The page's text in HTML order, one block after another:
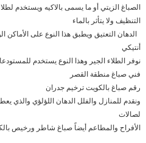
الصباغ الزيتي أو ما يسمى بالاكيه ويستخدم
التنظيف ولا يتأثر بالماء
الدهان التعتيق ويطبق هذا النوع على الأماكن
أنتيكي
نوفر الطلاء الجير وهذا النوع يستخدم
فني صباغ منطقة القصر
رقم صباغ بالكويت ترخيم جدران
ونقدم للمنازل والفلل الدهان اللؤلؤي والذي
لصالات
الأفراح والمطاعم أيضاً صباغ شاطر ورخيص